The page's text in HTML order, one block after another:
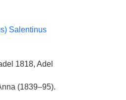
Salentinus
1818, Adel
(1839–95).